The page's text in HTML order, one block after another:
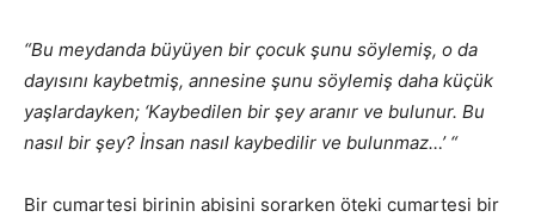
“Bu meydanda büyüyen bir çocuk şunu söylemiş, o da
dayısını kaybetmiş, annesine şunu söylemiş daha küçük
yaşlardayken; ‘Kaybedilen bir şey aranır ve bulunur. Bu
nasıl bir şey? İnsan nasıl kaybedilir ve bulunmaz…’ “
Bir cumartesi birinin abisini sorarken öteki cumartesi bir